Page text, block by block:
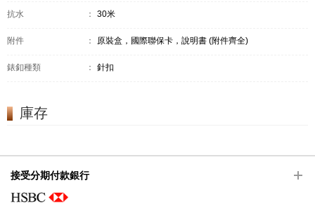
抗水 ： 30米
附件 ： 原裝盒，國際聯保卡，說明書 (附件齊全)
錶釦種類 ： 針扣
庫存
接受分期付款銀行